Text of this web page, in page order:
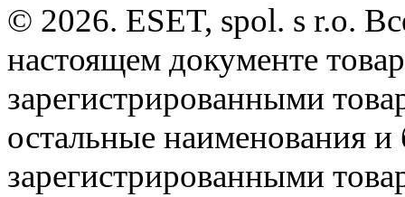
© 2026. ESET, spol. s r.o.
настоящем документе
зарегистрированными
остальные наименования
зарегистрированными